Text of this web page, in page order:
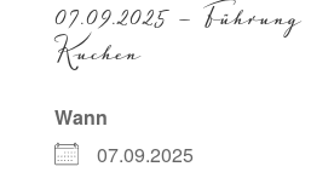
07.09.2025 –
Kuchen
Wann
07.09.2025